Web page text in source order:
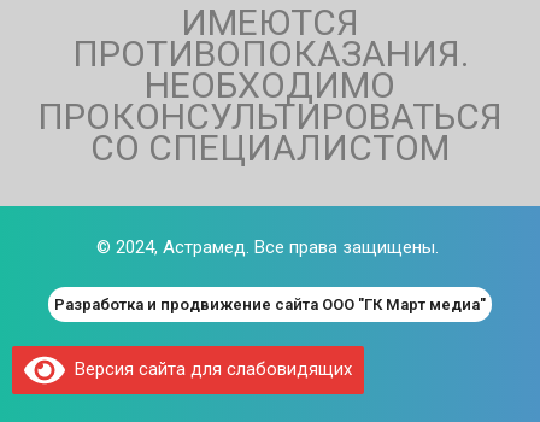
ИМЕЮТСЯ
ПРОТИВОПОКАЗАНИЯ.
НЕОБХОДИМО
ПРОКОНСУЛЬТИРОВАТЬСЯ
СО СПЕЦИАЛИСТОМ
© 2024, Астрамед. Все права защищены.
Разработка и продвижение сайта ООО "ГК Март медиа"
Версия сайта для слабовидящих